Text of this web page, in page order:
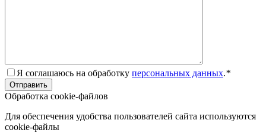
Я соглашаюсь на обработку персональных данных.*
Обработка cookie-файлов
Для обеспечения удобства пользователей сайта используются
cookie-файлы